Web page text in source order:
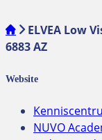
ELVEA Low
6883 AZ
Website
NUVO